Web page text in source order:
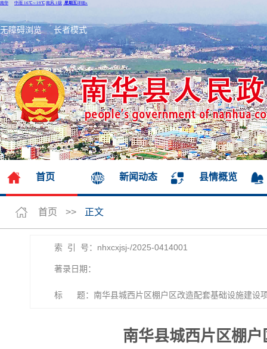
无障碍浏览 长者模式
首页 新闻动态 县情概览
首页 >> 正文
索 引 号：nhxcxjsj-/2025-0414001
著录日期：
标 题：南华县城西片区棚户区改造配套基础设施建设
南华县城西片区棚